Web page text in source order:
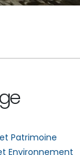
Patrimoine
Environnement